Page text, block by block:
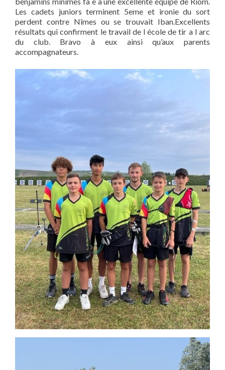
Les cadets juniors terminent 5eme et ironie du sort
perdent contre Nîmes ou se trouvait Iban.Excellents
résultats qui confirment le travail de l école de tir a l arc
du club. Bravo à eux ainsi qu’aux parents
accompagnateurs.